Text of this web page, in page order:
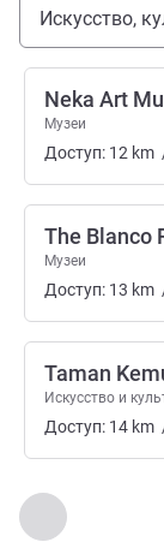
Доступ и
Искусство,
Назад -
Страница
Neka Art
Музеи
Доступ: 12 km
The Blanco
Музеи
Доступ: 13 km
Taman
Искусство и
Доступ: 14 km